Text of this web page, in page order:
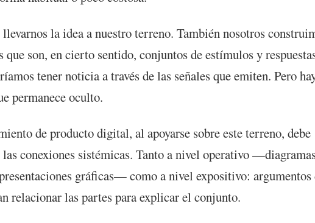
llevarnos la idea a nuestro terreno. También nosotros
que son, en cierto sentido, conjuntos de estímulos y
tener noticia a través de las señales que emiten. Pero
permanece oculto.
de producto digital, al apoyarse sobre este terreno, debe
las conexiones sistémicas. Tanto a nivel operativo
gráficas— como a nivel expositivo: argumentos
relacionar las partes para explicar el conjunto.